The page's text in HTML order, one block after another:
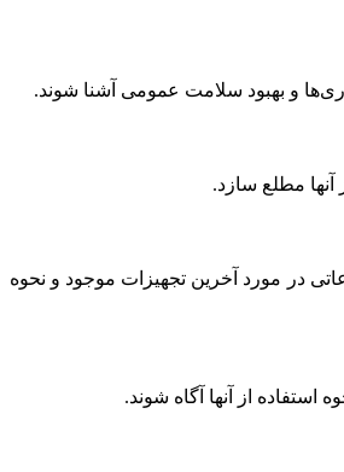
و بهبود سلامت عمومی آشنا شوند.
آنها مطلع سازد.
در مورد آخرین تجهیزات موجود و نحوه
از آنها آگاه شوند.